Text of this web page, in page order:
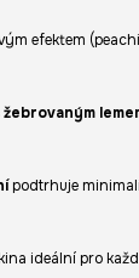
efektem
podtrhuje
ideální pro